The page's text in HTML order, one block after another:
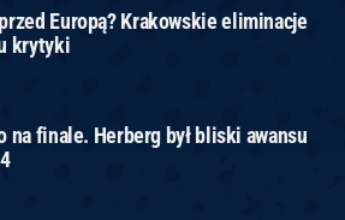
Europą? Krakowskie eliminacje
krytyki
na finale. Herberg był bliski awansu